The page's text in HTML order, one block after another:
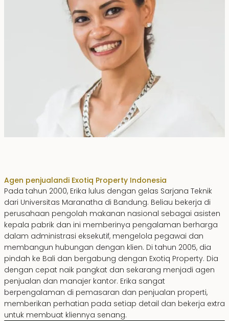
Agen penjualandi Exotiq Property Indonesia
Pada tahun 2000, Erika lulus dengan gelas Sarjana Teknik
dari Universitas Maranatha di Bandung. Beliau bekerja di
perusahaan pengolah makanan nasional sebagai asisten
kepala pabrik dan ini memberinya pengalaman berharga
dalam administrasi eksekutif, mengelola pegawai dan
membangun hubungan dengan klien. Di tahun 2005, dia
pindah ke Bali dan bergabung dengan Exotiq Property. Dia
dengan cepat naik pangkat dan sekarang menjadi agen
penjualan dan manajer kantor. Erika sangat
berpengalaman di pemasaran dan penjualan properti,
memberikan perhatian pada setiap detail dan bekerja extra
untuk membuat kliennya senang.